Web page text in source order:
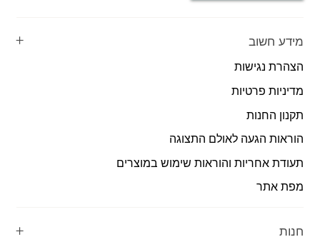
מידע חשוב
הצהרת נגישות
מדיניות פרטיות
תקנון החנות
הוראות הגעה לאולם התצוגה
תעודת אחריות והוראות שימוש במוצרים
מפת אתר
חנות